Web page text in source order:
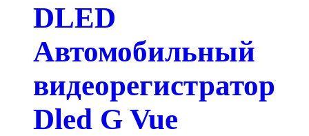
DLED
Автомобильный
видеорегистратор
Dled G Vue